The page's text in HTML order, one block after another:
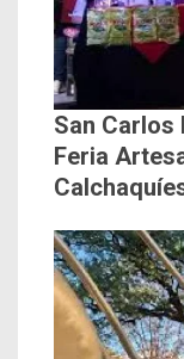
San Carlos
Feria